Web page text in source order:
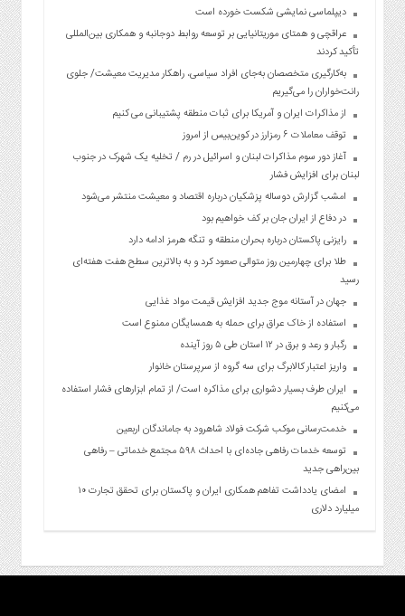
دیپلماسی نمایشی شکست خورده است
عراقچی و همتای موریتانیایی بر توسعه روابط دوجانبه و همکاری بین‌المللی
تأکید کردند
به‌کارگیری متخصصان به‌جای افراد سیاسی، راهکار مدیریت معیشت/ جلوی
رانت‌خواران را می‌گیریم
از مذاکرات ایران و آمریکا برای ثبات منطقه پشتیبانی می کنیم
توقف معاملات ۶ رمزارز در کوین‌بیس از امروز
آغاز دور سوم مذاکرات لبنان و اسرائیل در رم / تخلیه یک شهرک در جنوب
لبنان برای افزایش فشار
امشب گزارش دوساله پزشکیان درباره اقتصاد و معیشت منتشر می‌شود
در دفاع از ایران جان بر کف خواهیم بود
رایزنی پاکستان درباره بحران منطقه و تنگه هرمز ادامه دارد
طلا برای چهارمین روز متوالی صعود کرد و به بالاترین سطح هفت هفته‌ای
رسید
جهان در آستانه موج جدید افزایش قیمت مواد غذایی
استفاده از خاک عراق برای حمله به همسایگان ممنوع است
رگبار و رعد و برق در ۱۲ استان طی ۵ روز آینده
واریز اعتبار کالابرگ برای سه گروه از سرپرستان خانوار
ایران طرف بسیار دشواری برای مذاکره است/ از تمام ابزارهای فشار استفاده
می‌کنیم
خدمت‌رسانی موکب شرکت فولاد شاهرود به جاماندگان اربعین
توسعه خدمات رفاهی جاده‌ای با احداث ۵۹۸ مجتمع خدماتی – رفاهی
بین‌راهی جدید
امضای یادداشت تفاهم همکاری ایران و پاکستان برای تحقق تجارت ۱۰
میلیارد دلاری